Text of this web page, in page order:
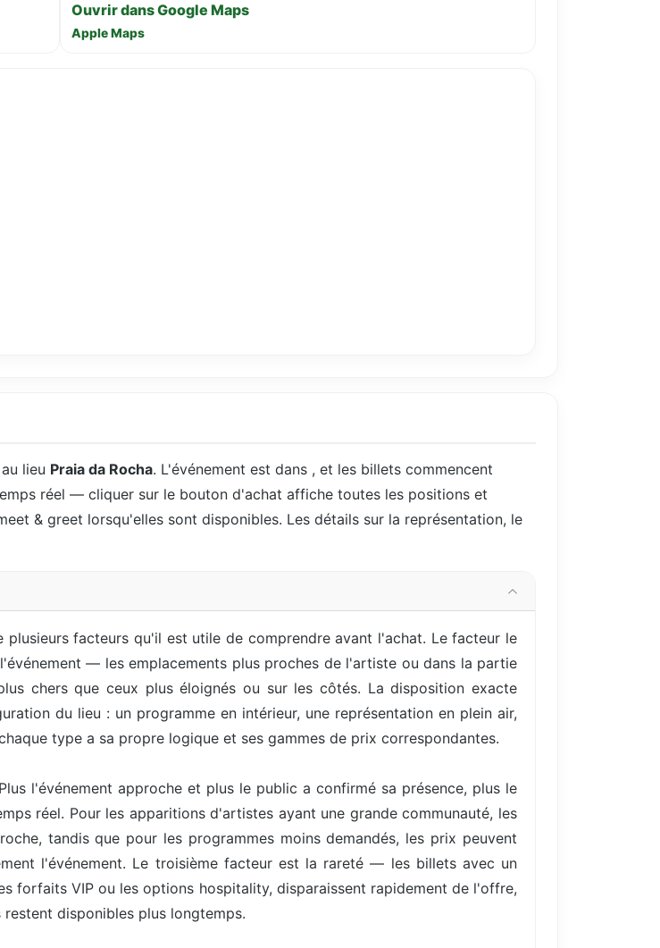
Ouvrir dans Google Maps
Apple Maps
lieu Praia da Rocha. L'événement est dans , et les billets commencent
réel — cliquer sur le bouton d'achat affiche toutes les positions et
& greet lorsqu'elles sont disponibles. Les détails sur la représentation, le
facteurs qu'il est utile de comprendre avant l'achat. Le facteur le
— les emplacements plus proches de l'artiste ou dans la partie
chers que ceux plus éloignés ou sur les côtés. La disposition exacte
du lieu : un programme en intérieur, une représentation en plein air,
type a sa propre logique et ses gammes de prix correspondantes.
l'événement approche et plus le public a confirmé sa présence, plus le
réel. Pour les apparitions d'artistes ayant une grande communauté, les
tandis que pour les programmes moins demandés, les prix peuvent
l'événement. Le troisième facteur est la rareté — les billets avec un
forfaits VIP ou les options hospitality, disparaissent rapidement de l'offre,
disponibles plus longtemps.